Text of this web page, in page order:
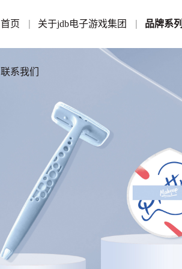
首页 关于jdb电子游戏集团 品牌系列
联系我们